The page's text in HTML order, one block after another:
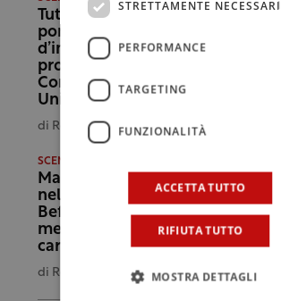
Tutelare la filiera del
pomodoro
d’industria: a Roma
protocollo tra
ConfAgricoltura e
Unione Italiana Food
di Redazione
SCENARI
Ma quale carbone…
nelle calze della
Befana gli italiani
mettono un sacco di
caramelle
di Redazione
STRETTAMENTE NECESSARI
PERFORMANCE
TARGETING
FUNZIONALITÀ
ACCETTA TUTTO
RIFIUTA TUTTO
MOSTRA DETTAGLI